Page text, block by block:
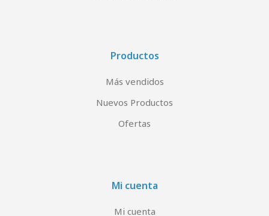
Productos
Más vendidos
Nuevos Productos
Ofertas
Mi cuenta
Mi cuenta